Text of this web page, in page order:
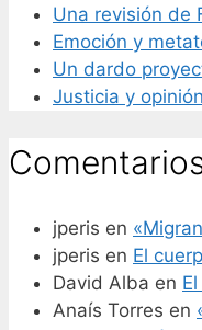
Una revisión de
Emoción y
Un dardo
Justicia y
jperis en
jperis en El
David Alba en
Anaís Torres en